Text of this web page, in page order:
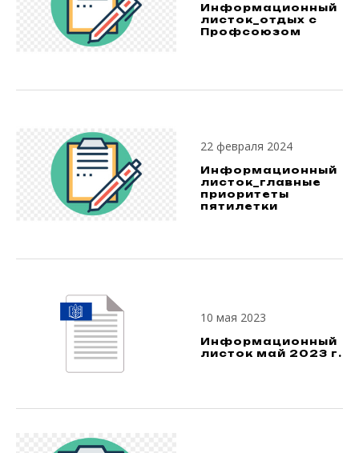
Информационный
листок_отдых с
Профсоюзом
22 февраля 2024
Информационный
листок_главные
приоритеты
пятилетки
10 мая 2023
Информационный
листок май 2023 г.